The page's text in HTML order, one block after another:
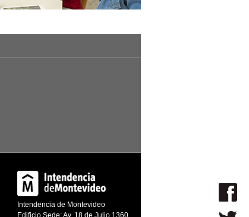
Intendencia de Montevideo
Edificio Sede: Av. 18 de Julio 1360